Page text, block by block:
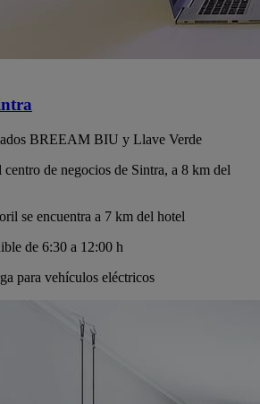
BREEAM BIU y Llave Verde
centro de negocios de Sintra, a 8 km del
se encuentra a 7 km del hotel
de 6:30 a 12:00 h
para vehículos eléctricos